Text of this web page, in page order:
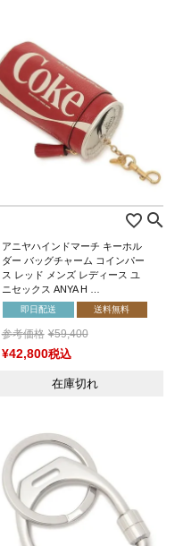
アニヤハインドマーチ キーホル
ダー バッグチャーム コインパー
ス レッド メンズ レディース ユ
ニセックス ANYA H …
即日配送 送料無料
参考価格 ¥59,400
¥42,800税込
在庫切れ